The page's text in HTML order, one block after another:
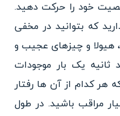
خود را حرکت دهید.
که بتوانید در مخفی
هیولا و چیزهای عجیب و
یک بار موجودات
کدام از آن ها رفتار
مراقب باشید. در طول